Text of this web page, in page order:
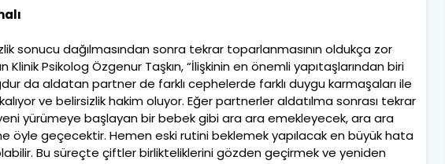
sonucu dağılmasından sonra tekrar toparlanmasının oldukça zor
Psikolog Özgenur Taşkın, “İlişkinin en önemli yapıtaşlarından biri
da aldatan partner de farklı cephelerde farklı duygu karmaşaları ile
ve belirsizlik hakim oluyor. Eğer partnerler aldatılma sonrası tekrar
yürümeye başlayan bir bebek gibi ara ara emekleyecek, ara ara
öyle geçecektir. Hemen eski rutini beklemek yapılacak en büyük hata
Bu süreçte çiftler birlikteliklerini gözden geçirmek ve yeniden